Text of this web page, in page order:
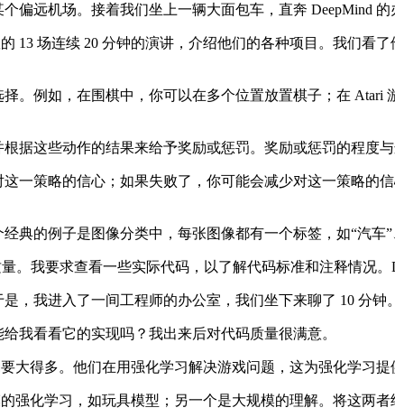
机场。接着我们坐上一辆大面包车，直奔 DeepMind 的
场连续 20 分钟的演讲，介绍他们的各种项目。我们看
例如，在围棋中，你可以在多个位置放置棋子；在 Atari
这些动作的结果来给予奖励或惩罚。奖励或惩罚的程度与
策略的信心；如果失败了，你可能会减少对这一策略的
的例子是图像分类中，每张图像都有一个标签，如“汽车”
我要求查看一些实际代码，以了解代码标准和注释情况。
我进入了一间工程师的办公室，我们坐下来聊了 10 分钟。
看看它的实现吗？我出来后对代码质量很满意。
得多。他们在用强化学习解决游戏问题，这为强化学习提
学习，如玩具模型；另一个是大规模的理解。将这两者